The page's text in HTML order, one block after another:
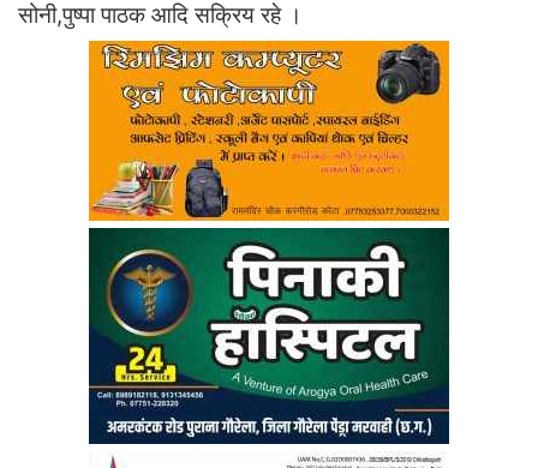
सोनी,पुष्पा पाठक आदि सक्रिय रहे ।